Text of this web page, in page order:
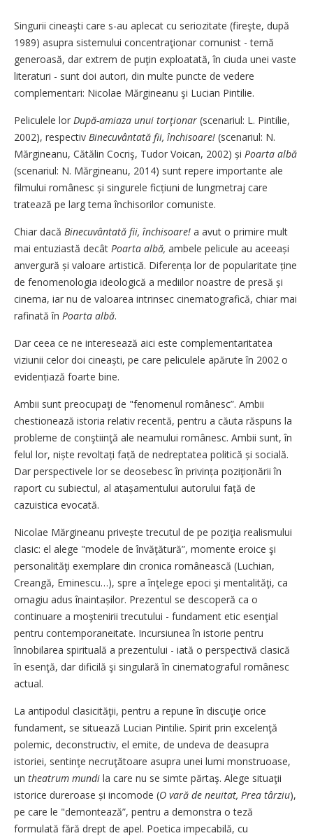
Singurii cineaşti care s-au aplecat cu seriozitate (fireşte, după
1989) asupra sistemului concentraţionar comunist - temă
generoasă, dar extrem de puţin exploatată, în ciuda unei vaste
literaturi - sunt doi autori, din multe puncte de vedere
complementari: Nicolae Mărgineanu şi Lucian Pintilie.
Peliculele lor După-amiaza unui torţionar (scenariul: L. Pintilie,
2002), respectiv Binecuvântată fii, închisoare! (scenariul: N.
Mărgineanu, Cătălin Cocriş, Tudor Voican, 2002) și Poarta albă
(scenariul: N. Mărgineanu, 2014) sunt repere importante ale
filmului românesc și singurele ficțiuni de lungmetraj care
tratează pe larg tema închisorilor comuniste.
Chiar dacă Binecuvântată fii, închisoare! a avut o primire mult
mai entuziastă decât Poarta albă, ambele pelicule au aceeași
anvergură și valoare artistică. Diferența lor de popularitate ține
de fenomenologia ideologică a mediilor noastre de presă și
cinema, iar nu de valoarea intrinsec cinematografică, chiar mai
rafinată în Poarta albă.
Dar ceea ce ne interesează aici este complementaritatea
viziunii celor doi cineaști, pe care peliculele apărute în 2002 o
evidențiază foarte bine.
Ambii sunt preocupaţi de "fenomenul românesc”. Ambii
chestionează istoria relativ recentă, pentru a căuta răspuns la
probleme de conştiinţă ale neamului românesc. Ambii sunt, în
felul lor, niște revoltați față de nedreptatea politică și socială.
Dar perspectivele lor se deosebesc în privința poziţionării în
raport cu subiectul, al atașamentului autorului față de
cazuistica evocată.
Nicolae Mărgineanu privește trecutul de pe poziţia realismului
clasic: el alege "modele de învăţătură”, momente eroice şi
personalităţi exemplare din cronica românească (Luchian,
Creangă, Eminescu…), spre a înţelege epoci şi mentalităţi, ca
omagiu adus înaintașilor. Prezentul se descoperă ca o
continuare a moştenirii trecutului - fundament etic esenţial
pentru contemporaneitate. Incursiunea în istorie pentru
înnobilarea spirituală a prezentului - iată o perspectivă clasică
în esenţă, dar dificilă şi singulară în cinematograful românesc
actual.
La antipodul clasicităţii, pentru a repune în discuţie orice
fundament, se situează Lucian Pintilie. Spirit prin excelenţă
polemic, deconstructiv, el emite, de undeva de deasupra
istoriei, sentinţe necruţătoare asupra unei lumi monstruoase,
un theatrum mundi la care nu se simte părtaş. Alege situaţii
istorice dureroase și incomode (O vară de neuitat, Prea târziu),
pe care le "demontează”, pentru a demonstra o teză
formulată fără drept de apel. Poetica impecabilă, cu